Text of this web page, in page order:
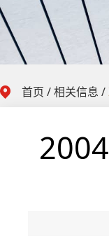
首页 /相关信息 /